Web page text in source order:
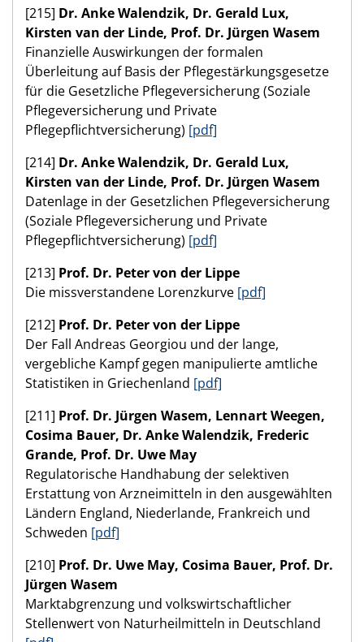
[215] Dr. Anke Walendzik, Dr. Gerald Lux,
Kirsten van der Linde, Prof. Dr. Jürgen Wasem
Finanzielle Auswirkungen der formalen
Überleitung auf Basis der Pflegestärkungsgesetze
für die Gesetzliche Pflegeversicherung (Soziale
Pflegeversicherung und Private
Pflegepflichtversicherung) [pdf]
[214] Dr. Anke Walendzik, Dr. Gerald Lux,
Kirsten van der Linde, Prof. Dr. Jürgen Wasem
Datenlage in der Gesetzlichen Pflegeversicherung
(Soziale Pflegeversicherung und Private
Pflegepflichtversicherung) [pdf]
[213] Prof. Dr. Peter von der Lippe
Die missverstandene Lorenzkurve [pdf]
[212] Prof. Dr. Peter von der Lippe
Der Fall Andreas Georgiou und der lange,
vergebliche Kampf gegen manipulierte amtliche
Statistiken in Griechenland [pdf]
[211] Prof. Dr. Jürgen Wasem, Lennart Weegen,
Cosima Bauer, Dr. Anke Walendzik, Frederic
Grande, Prof. Dr. Uwe May
Regulatorische Handhabung der selektiven
Erstattung von Arzneimitteln in den ausgewählten
Ländern England, Niederlande, Frankreich und
Schweden [pdf]
[210] Prof. Dr. Uwe May, Cosima Bauer, Prof. Dr.
Jürgen Wasem
Marktabgrenzung und volkswirtschaftlicher
Stellenwert von Naturheilmitteln in Deutschland